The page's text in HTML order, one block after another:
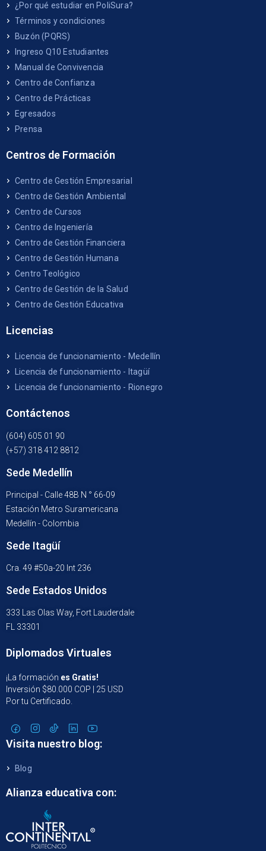
¿Por qué estudiar en PoliSura?
Términos y condiciones
Buzón (PQRS)
Ingreso Q10 Estudiantes
Manual de Convivencia
Centro de Confianza
Centro de Prácticas
Egresados
Prensa
Centros de Formación
Centro de Gestión Empresarial
Centro de Gestión Ambiental
Centro de Cursos
Centro de Ingeniería
Centro de Gestión Financiera
Centro de Gestión Humana
Centro Teológico
Centro de Gestión de la Salud
Centro de Gestión Educativa
Licencias
Licencia de funcionamiento - Medellín
Licencia de funcionamiento - Itagüí
Licencia de funcionamiento - Rionegro
Contáctenos
(604) 605 01 90
(+57) 318 412 8812
Sede Medellín
Principal - Calle 48B N ° 66-09
Estación Metro Suramericana
Medellín - Colombia
Sede Itagüí
Cra. 49 #50a-20 Int 236
Sede Estados Unidos
333 Las Olas Way, Fort Lauderdale
FL 33301
Diplomados Virtuales
¡La formación es Gratis!
Inversión $80.000 COP | 25 USD
Por tu Certificado.
Visita nuestro blog:
Blog
Alianza educativa con: